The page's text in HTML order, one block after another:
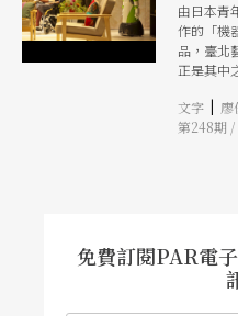
由日本青
作的「機
品，臺北
正是其中
思，讓觀
的意義與
文字 | 廖
第248期
免費訂閱PAR電